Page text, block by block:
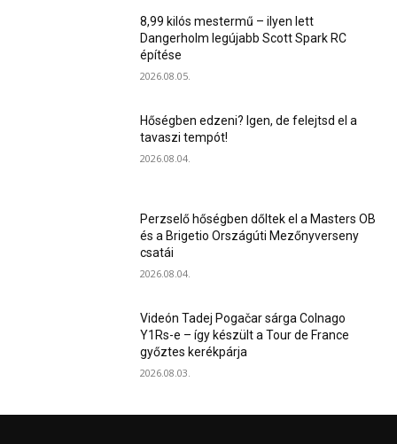
8,99 kilós mestermű – ilyen lett
Dangerholm legújabb Scott Spark RC
építése
2026.08.05.
Hőségben edzeni? Igen, de felejtsd el a
tavaszi tempót!
2026.08.04.
Perzselő hőségben dőltek el a Masters OB
és a Brigetio Országúti Mezőnyverseny
csatái
2026.08.04.
Videón Tadej Pogačar sárga Colnago
Y1Rs-e – így készült a Tour de France
győztes kerékpárja
2026.08.03.